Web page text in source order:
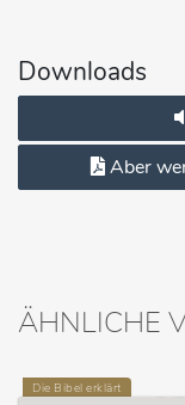
Downloads
Aber
ÄHNLICHE
Die Bibel erklärt